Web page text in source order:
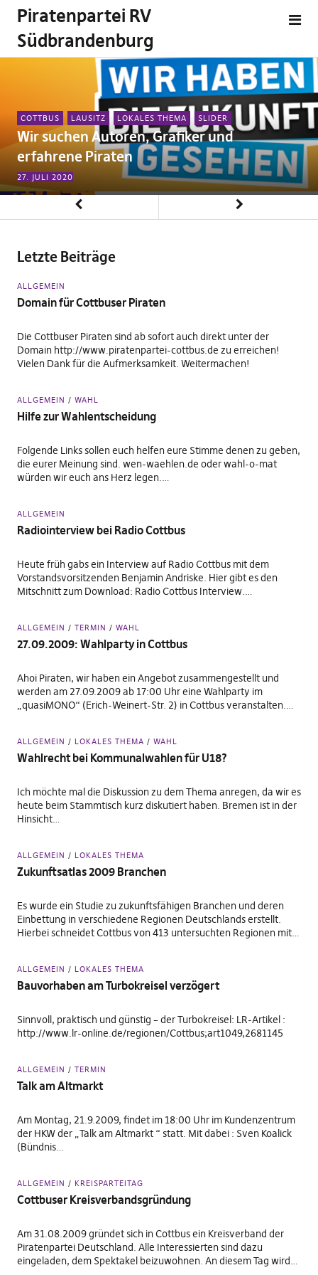
Piratenpartei RV
Südbrandenburg
COTTBUS LAUSITZ LOKALES THEMA SLIDER
Wir suchen Autoren, Grafiker und
erfahrene Piraten
27. JULI 2020
Letzte Beiträge
ALLGEMEIN
Domain für Cottbuser Piraten
Die Cottbuser Piraten sind ab sofort auch direkt unter der
Domain http://www.piratenpartei-cottbus.de zu erreichen!
Vielen Dank für die Aufmerksamkeit. Weitermachen!
ALLGEMEIN WAHL
Hilfe zur Wahlentscheidung
Folgende Links sollen euch helfen eure Stimme denen zu geben,
die eurer Meinung sind. wen-waehlen.de oder wahl-o-mat
würden wir euch ans Herz legen.…
ALLGEMEIN
Radiointerview bei Radio Cottbus
Heute früh gabs ein Interview auf Radio Cottbus mit dem
Vorstandsvorsitzenden Benjamin Andriske. Hier gibt es den
Mitschnitt zum Download: Radio Cottbus Interview.…
ALLGEMEIN TERMIN WAHL
27.09.2009: Wahlparty in Cottbus
Ahoi Piraten, wir haben ein Angebot zusammengestellt und
werden am 27.09.2009 ab 17:00 Uhr eine Wahlparty im
„quasiMONO“ (Erich-Weinert-Str. 2) in Cottbus veranstalten.…
ALLGEMEIN LOKALES THEMA WAHL
Wahlrecht bei Kommunalwahlen für U18?
Ich möchte mal die Diskussion zu dem Thema anregen, da wir es
heute beim Stammtisch kurz diskutiert haben. Bremen ist in der
Hinsicht…
ALLGEMEIN LOKALES THEMA
Zukunftsatlas 2009 Branchen
Es wurde ein Studie zu zukunftsfähigen Branchen und deren
Einbettung in verschiedene Regionen Deutschlands erstellt.
Hierbei schneidet Cottbus von 413 untersuchten Regionen mit…
ALLGEMEIN LOKALES THEMA
Bauvorhaben am Turbokreisel verzögert
Sinnvoll, praktisch und günstig – der Turbokreisel: LR-Artikel :
http://www.lr-online.de/regionen/Cottbus;art1049,2681145
ALLGEMEIN TERMIN
Talk am Altmarkt
Am Montag, 21.9.2009, findet im 18:00 Uhr im Kundenzentrum
der HKW der „Talk am Altmarkt “ statt. Mit dabei : Sven Koalick
(Bündnis…
ALLGEMEIN KREISPARTEITAG
Cottbuser Kreisverbandsgründung
Am 31.08.2009 gründet sich in Cottbus ein Kreisverband der
Piratenpartei Deutschland. Alle Interessierten sind dazu
eingeladen, dem Spektakel beizuwohnen. An diesem Tag wird…